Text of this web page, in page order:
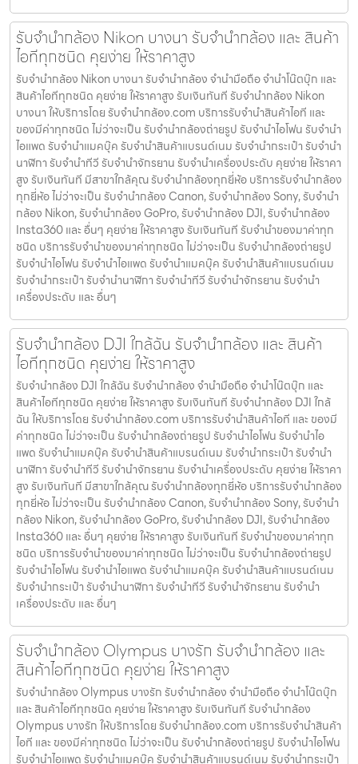
รับจำนำกล้อง Nikon บางนา รับจํานํากล้อง และ สินค้า
ไอทีทุกชนิด คุยง่าย ให้ราคาสูง
รับจำนำกล้อง Nikon บางนา รับจํานํากล้อง จำนำมือถือ จำนำโน๊ตบุ๊ก และ
สินค้าไอทีทุกชนิด คุยง่าย ให้ราคาสูง รับเงินทันที รับจำนำกล้อง Nikon
บางนา ให้บริการโดย รับจํานํากล้อง.com บริการรับจํานําสินค้าไอที และ
ของมีค่าทุกชนิด ไม่ว่าจะเป็น รับจํานํากล้องถ่ายรูป รับจํานําไอโฟน รับจํานํา
ไอแพด รับจํานําแมคบุ๊ค รับจํานําสินค้าแบรนด์เนม รับจํานํากระเป๋า รับจํานํา
นาฬิกา รับจํานําทีวี รับจํานําจักรยาน รับจํานําเครื่องประดับ คุยง่าย ให้ราคา
สูง รับเงินทันที มีสาขาใกล้คุณ รับจำนำกล้องทุกยี่ห้อ บริการรับจำนำกล้อง
ทุกยี่ห้อ ไม่ว่าจะเป็น รับจำนำกล้อง Canon, รับจำนำกล้อง Sony, รับจำนำ
กล้อง Nikon, รับจำนำกล้อง GoPro, รับจำนำกล้อง DJI, รับจำนำกล้อง
Insta360 และ อื่นๆ คุยง่าย ให้ราคาสูง รับเงินทันที รับจำนำของมาค่าทุก
ชนิด บริการรับจำนำของมาค่าทุกชนิด ไม่ว่าจะเป็น รับจํานํากล้องถ่ายรูป
รับจํานําไอโฟน รับจํานําไอแพด รับจํานําแมคบุ๊ค รับจํานําสินค้าแบรนด์เนม
รับจํานํากระเป๋า รับจํานํานาฬิกา รับจํานําทีวี รับจํานําจักรยาน รับจํานํา
เครื่องประดับ และ อื่นๆ
รับจำนำกล้อง DJI ใกล้ฉัน รับจํานํากล้อง และ สินค้า
ไอทีทุกชนิด คุยง่าย ให้ราคาสูง
รับจำนำกล้อง DJI ใกล้ฉัน รับจํานํากล้อง จำนำมือถือ จำนำโน๊ตบุ๊ก และ
สินค้าไอทีทุกชนิด คุยง่าย ให้ราคาสูง รับเงินทันที รับจำนำกล้อง DJI ใกล้
ฉัน ให้บริการโดย รับจํานํากล้อง.com บริการรับจํานําสินค้าไอที และ ของมี
ค่าทุกชนิด ไม่ว่าจะเป็น รับจํานํากล้องถ่ายรูป รับจํานําไอโฟน รับจํานําไอ
แพด รับจํานําแมคบุ๊ค รับจํานําสินค้าแบรนด์เนม รับจํานํากระเป๋า รับจํานํา
นาฬิกา รับจํานําทีวี รับจํานําจักรยาน รับจํานําเครื่องประดับ คุยง่าย ให้ราคา
สูง รับเงินทันที มีสาขาใกล้คุณ รับจำนำกล้องทุกยี่ห้อ บริการรับจำนำกล้อง
ทุกยี่ห้อ ไม่ว่าจะเป็น รับจำนำกล้อง Canon, รับจำนำกล้อง Sony, รับจำนำ
กล้อง Nikon, รับจำนำกล้อง GoPro, รับจำนำกล้อง DJI, รับจำนำกล้อง
Insta360 และ อื่นๆ คุยง่าย ให้ราคาสูง รับเงินทันที รับจำนำของมาค่าทุก
ชนิด บริการรับจำนำของมาค่าทุกชนิด ไม่ว่าจะเป็น รับจํานํากล้องถ่ายรูป
รับจํานําไอโฟน รับจํานําไอแพด รับจํานําแมคบุ๊ค รับจํานําสินค้าแบรนด์เนม
รับจํานํากระเป๋า รับจํานํานาฬิกา รับจํานําทีวี รับจํานําจักรยาน รับจํานํา
เครื่องประดับ และ อื่นๆ
รับจํานํากล้อง Olympus บางรัก รับจํานํากล้อง และ
สินค้าไอทีทุกชนิด คุยง่าย ให้ราคาสูง
รับจํานํากล้อง Olympus บางรัก รับจํานํากล้อง จำนำมือถือ จำนำโน๊ตบุ๊ก
และ สินค้าไอทีทุกชนิด คุยง่าย ให้ราคาสูง รับเงินทันที รับจํานํากล้อง
Olympus บางรัก ให้บริการโดย รับจํานํากล้อง.com บริการรับจํานําสินค้า
ไอที และ ของมีค่าทุกชนิด ไม่ว่าจะเป็น รับจํานํากล้องถ่ายรูป รับจํานําไอโฟน
รับจํานําไอแพด รับจํานําแมคบุ๊ค รับจํานําสินค้าแบรนด์เนม รับจํานํากระเป๋า